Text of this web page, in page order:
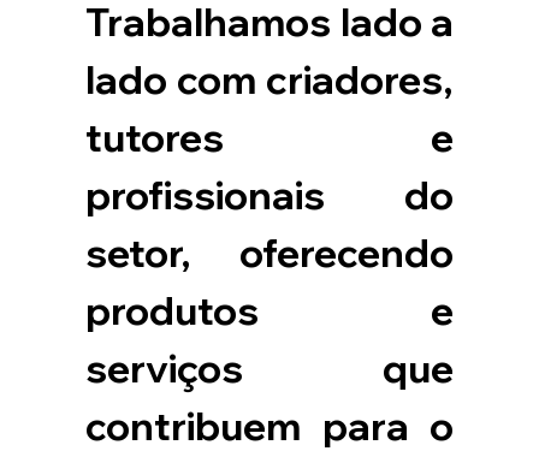
Trabalhamos lado a
lado com criadores,
tutores e
profissionais do
setor, oferecendo
produtos e
serviços que
contribuem para o